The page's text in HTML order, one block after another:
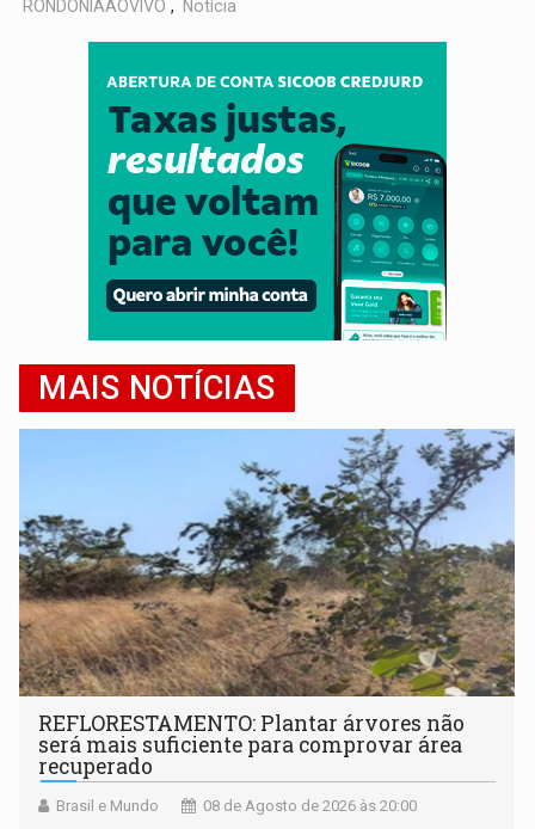
RONDÔNIAAOVIVO , Notícia
MAIS NOTÍCIAS
REFLORESTAMENTO: Plantar árvores não
será mais suficiente para comprovar área
recuperado
Brasil e Mundo 08 de Agosto de 2026 às 20:00